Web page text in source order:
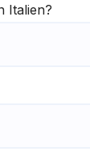
Italien?